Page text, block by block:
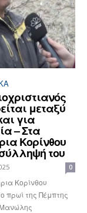
μεταξύ
για
– Στα
Κορίνθου
του
0
Κορίνθου
πρωί της Πέμπτης